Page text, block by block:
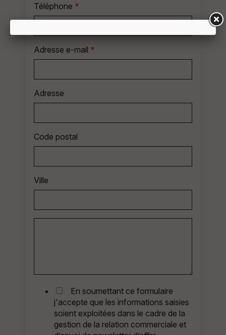
Téléphone *
Adresse e-mail *
Adresse
Code postal
Ville
En soumettant ce formulaire
j'accepte que les informations saisies
soient exploitées dans le cadre de la
gestion de la relation commerciale et